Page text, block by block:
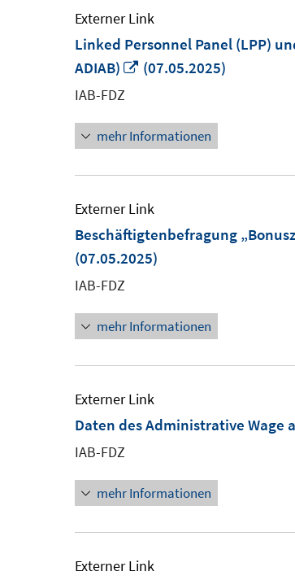
Externer Link
Linked Personnel Panel (LPP)
ADIAB)
In
öffnen
(07.05.2025)
IAB-FDZ
mehr Informationen
Externer Link
Beschäftigtenbefragung
(07.05.2025)
IAB-FDZ
mehr Informationen
Externer Link
Daten des Administrative Wage
IAB-FDZ
mehr Informationen
Externer Link